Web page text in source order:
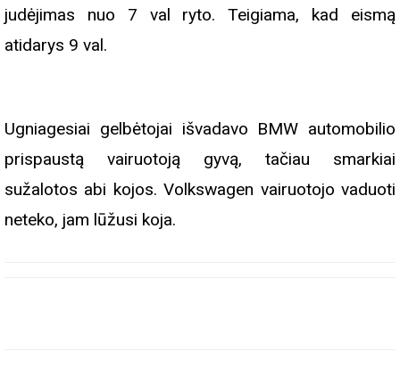
judėjimas nuo 7 val ryto. Teigiama, kad eismą
atidarys 9 val.
Ugniagesiai gelbėtojai išvadavo BMW automobilio
prispaustą vairuotoją gyvą, tačiau smarkiai
sužalotos abi kojos. Volkswagen vairuotojo vaduoti
neteko, jam lūžusi koja.